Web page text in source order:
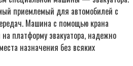
приемлемый для автомобилей с
Машина с помощью крана
платформу эвакуатора, надежно
назначения без всяких